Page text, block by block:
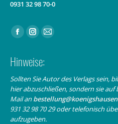
0931 32 98 70-0
Finden Sie uns auf:
Facebook
opens
in
new
window
Instagram
opens
in
new
window
E-
opens
in
new
Hinweise:
Sollten Sie Autor des Verlags sein,
hier abzuschließen, sondern sie
Mail an
931 32 98 70 29 oder telefonisch
aufzugeben.